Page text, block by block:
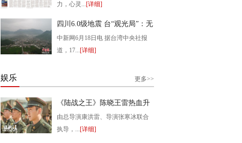
力，心灵...[详细]
四川6.0级地震 台“观光局”：无
台籍旅客伤亡受困
中新网6月18日电 据台湾中央社报
道，17...[详细]
娱乐 更多>>
《陆战之王》陈晓王雷热血升
级
由总导演康洪雷、导演张寒冰联合
执导，...[详细]